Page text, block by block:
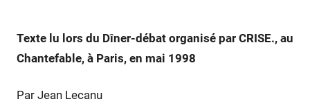
e
r
Texte lu lors du Dîner-débat organisé par CRISE., au
Chantefable, à Paris, en mai 1998
Par Jean Lecanu